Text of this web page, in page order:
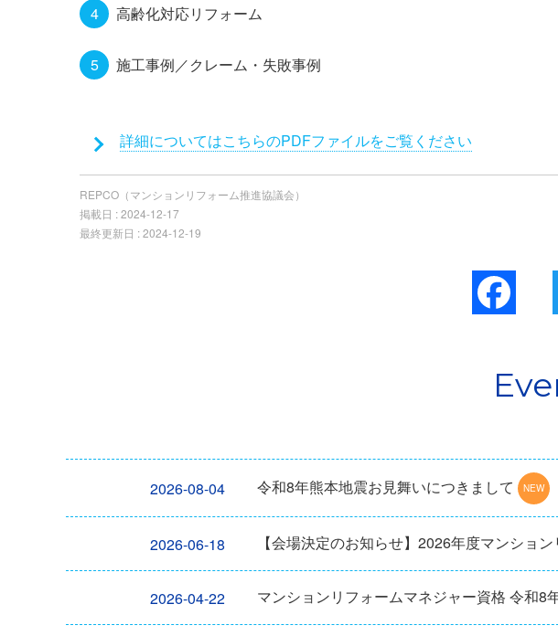
高齢化対応リフォーム
施工事例／クレーム・失敗事例
フ
ァ
イ
詳細についてはこちらのPDFファイルをご覧ください
REPCO（マンションリフォーム推進協議会）
掲載日 :2024-12-17
最終更新日 :2024-12-19
2026-08-04 令和8年熊本地震お見舞いにつきまして
2026-06-18 【会場決定のお知らせ】2026年度マンショ
2026-04-22 マンションリフォームマネジャー資格 令和8